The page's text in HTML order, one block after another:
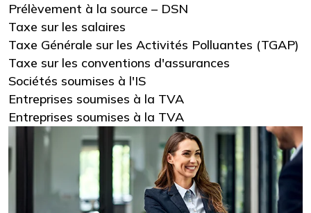
Prélèvement à la source – DSN
Taxe sur les salaires
Taxe Générale sur les Activités Polluantes (TGAP)
Taxe sur les conventions d'assurances
Sociétés soumises à l'IS
Entreprises soumises à la TVA
Entreprises soumises à la TVA